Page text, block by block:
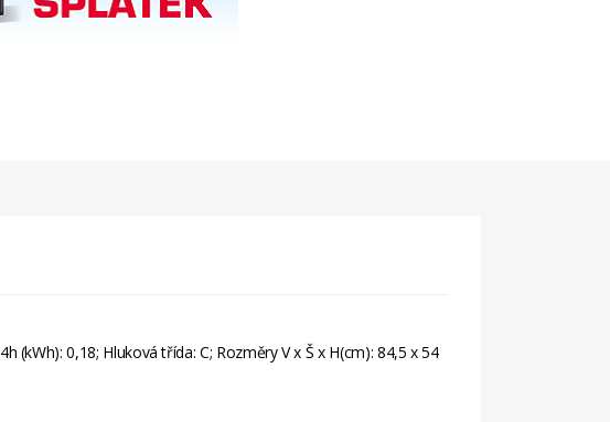
(kWh): 0,18; Hluková třída: C; Rozměry V x Š x H(cm): 84,5 x 54